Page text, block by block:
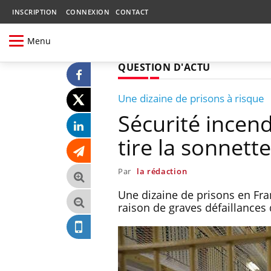
INSCRIPTION CONNEXION CONTACT
Menu
QUESTION D'ACTU
Une dizaine de prisons à risque
Sécurité
tire la
Par la rédaction
Une dizaine de prisons en
raison de graves défaillances